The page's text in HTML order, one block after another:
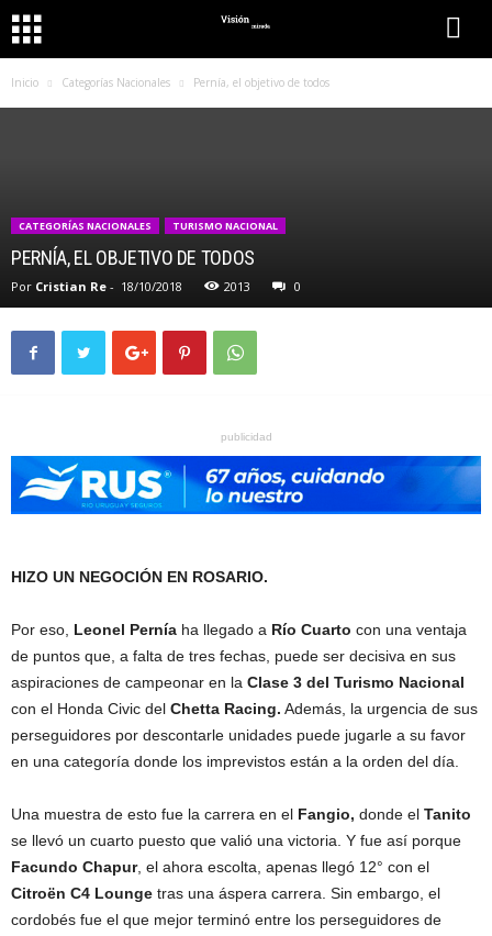
Inicio Categorías Nacionales Pernía, el objetivo de todos
CATEGORÍAS NACIONALES TURISMO NACIONAL
PERNÍA, EL OBJETIVO DE TODOS
Por Cristian Re - 18/10/2018 2013 0
publicidad
HIZO UN NEGOCIÓN EN ROSARIO.
Por eso, Leonel Pernía ha llegado a Río Cuarto con una ventaja
de puntos que, a falta de tres fechas, puede ser decisiva en sus
aspiraciones de campeonar en la Clase 3 del Turismo Nacional
con el Honda Civic del Chetta Racing. Además, la urgencia de sus
perseguidores por descontarle unidades puede jugarle a su favor
en una categoría donde los imprevistos están a la orden del día.
Una muestra de esto fue la carrera en el Fangio, donde el Tanito
se llevó un cuarto puesto que valió una victoria. Y fue así porque
Facundo Chapur, el ahora escolta, apenas llegó 12° con el
Citroën C4 Lounge tras una áspera carrera. Sin embargo, el
cordobés fue el que mejor terminó entre los perseguidores de